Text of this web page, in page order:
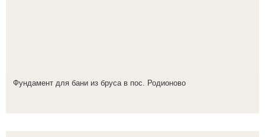
Фундамент для бани из бруса в пос. Родионово